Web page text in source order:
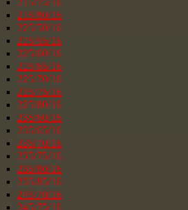
215/80/16
225/50/16
225/55/16
225/60/16
225/65/16
225/70/16
225/75/16
225/80/16
235/60/16
235/65/16
235/70/16
235/75/16
235/80/16
235/85/16
245/70/16
245/75/16